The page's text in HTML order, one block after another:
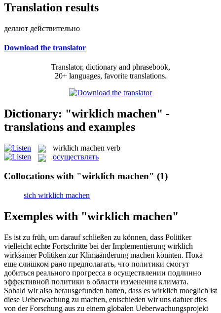
Translation results
делают действительно
Download the translator
Translator, dictionary and phrasebook,
20+ languages, favorite translations.
Dictionary: "wirklich machen" -
translations and examples
wirklich machen verb
осуществлять
Collocations with "wirklich machen" (1)
sich wirklich machen
Exemples with "wirklich machen"
Es ist zu früh, um darauf schließen zu können, dass Politiker
vielleicht echte Fortschritte bei der Implementierung wirklich
wirksamer Politiken zur Klimaänderung machen könnten. Пока
еще слишком рано предполагать, что политики смогут
добиться реального прогресса в осуществлении подлинно
эффективной политики в области изменения климата.
Sobald wir also herausgefunden hatten, dass es wirklich moeglich ist
diese Ueberwachung zu machen, entschieden wir uns dafuer dies
von der Forschung aus zu einem globalen Ueberwachungsprojekt